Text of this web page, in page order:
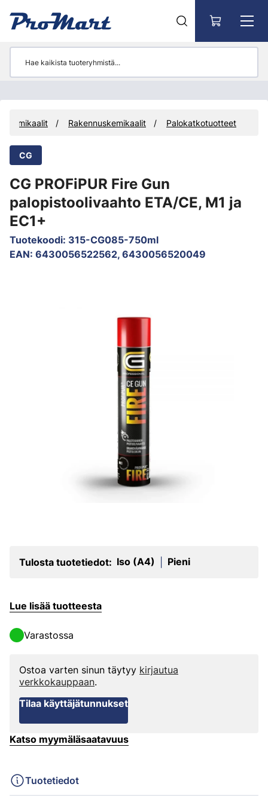
Kemikaalit Rakennuskemikaalit Palokatkotuotteet
CG
CG PROFiPUR Fire Gun
palopistoolivaahto ETA/CE, M1 ja
EC1+
Tuotekoodi: 315-CG085-750ml
EAN: 6430056522562, 6430056520049
Tulosta tuotetiedot: Iso (A4) Pieni
Lue lisää tuotteesta
Varastossa
Ostoa varten sinun täytyy kirjautua
verkkokauppaan.
Tilaa käyttäjätunnukset
Katso myymäläsaatavuus
Tuotetiedot